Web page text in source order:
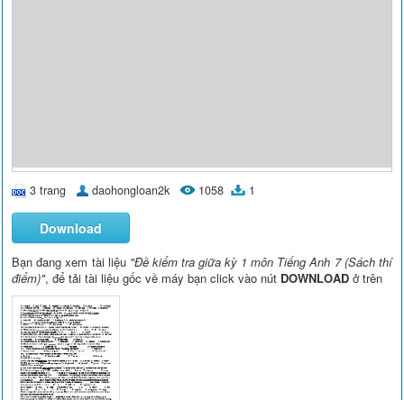
3 trang daohongloan2k 1058 1
Download
Bạn đang xem tài liệu "Đề kiểm tra giữa kỳ 1 môn Tiếng Anh 7 (Sách thí
điểm)", để tải tài liệu gốc về máy bạn click vào nút DOWNLOAD ở trên